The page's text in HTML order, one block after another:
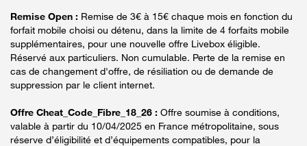
Remise Open : Remise de 3€ à 15€ chaque mois en fonction du
forfait mobile choisi ou détenu, dans la limite de 4 forfaits mobile
supplémentaires, pour une nouvelle offre Livebox éligible.
Réservé aux particuliers. Non cumulable. Perte de la remise en
cas de changement d'offre, de résiliation ou de demande de
suppression par le client internet.
Offre Cheat_Code_Fibre_18_26 : Offre soumise à conditions,
valable à partir du 10/04/2025 en France métropolitaine, sous
réserve d’éligibilité et d’équipements compatibles, pour la